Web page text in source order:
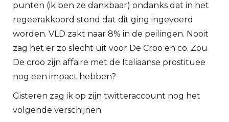
punten (ik ben ze dankbaar) ondanks dat in het
regeerakkoord stond dat dit ging ingevoerd
worden. VLD zakt naar 8% in de peilingen. Nooit
zag het er zo slecht uit voor De Croo en co. Zou
De croo zijn affaire met de Italiaanse prostituee
nog een impact hebben?
Gisteren zag ik op zijn twitteraccount nog het
volgende verschijnen: